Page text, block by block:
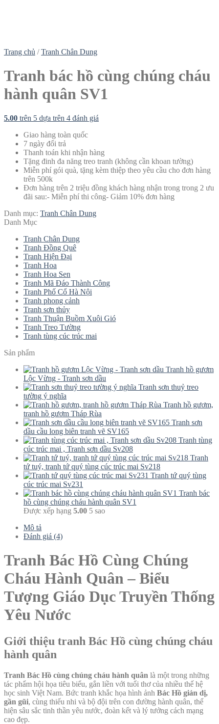
Trang chủ / Tranh Chân Dung
Tranh bác hồ cùng chúng cháu
hành quân SV1
5.00 trên 5 dựa trên 4 đánh giá
Giao hàng toàn quốc
7 ngày đổi trả
Thanh toán khi nhận hàng
Tặng đinh đa năng treo tranh (không cần khoan tường)
Miễn phí gói quà, tặng kèm thiệp theo yêu cầu cho đơn hàng
trên 500k
Đơn hàng trên 2 triệu đồng khách hàng nhận trong trong 2 ưu
đãi sau:- Miễn phí thi công- Giảm 10% đơn hàng
Danh mục: Tranh Chân Dung
Danh Mục
Tranh Chân Dung
Tranh Đồng Quê
Tranh Hiện Đại
Tranh Hoa
Tranh Hoa Sen
Tranh Mã Đáo Thành Công
Tranh Phố Cổ Hà Nội
Tranh phong cảnh
Tranh sơn thủy
Tranh Thuận Buồm Xuôi Gió
Tranh Treo Tường
Tranh tùng cúc trúc mai
Sản phẩm
Tranh hồ gươm
Lộc Vừng - Tranh sơn dầu
Tranh sơn thuỷ treo
tường ý nghĩa
Tranh hồ gươm,
tranh hồ gươm Tháp Rùa
Tranh sơn
dầu cầu long biên tranh vẽ SV165
Tranh tùng
cúc trúc mai , Tranh sơn dầu Sv208
Tranh
tứ tuý, tranh tứ quý tùng cúc trúc mai Sv218
Tranh tứ quý tùng
cúc trúc mai Sv231
Tranh bác
hồ cùng chúng cháu hành quân SV1
Được xếp hạng 5.00 5 sao
Mô tả
Đánh giá (4)
Tranh Bác Hồ Cùng Chúng
Cháu Hành Quân – Biểu
Tượng Giáo Dục Truyền Thống
Yêu Nước
Giới thiệu tranh Bác Hồ cùng chúng cháu
hành quân
Tranh Bác Hồ cùng chúng cháu hành quân là một trong những
tác phẩm hội họa tiêu biểu, gắn liền với tuổi thơ của nhiều thế hệ
học sinh Việt Nam. Bức tranh khắc họa hình ảnh Bác Hồ giản dị,
gần gũi, cùng thiếu nhi và bộ đội trên con đường hành quân, thể
hiện sâu sắc tinh thần yêu nước, đoàn kết và lý tưởng cách mạng
cao đẹp.